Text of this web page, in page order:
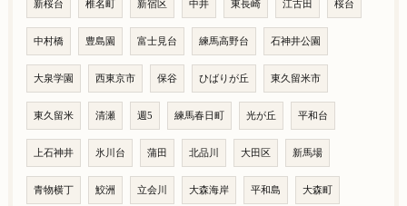
新桜台 椎名町 新宿区 中井 東長崎 江古田 桜台
中村橋 豊島園 富士見台 練馬高野台 石神井公園
大泉学園 西東京市 保谷 ひばりが丘 東久留米市
東久留米 清瀬 週5 練馬春日町 光が丘 平和台
上石神井 氷川台 蒲田 北品川 大田区 新馬場
青物横丁 鮫洲 立会川 大森海岸 平和島 大森町